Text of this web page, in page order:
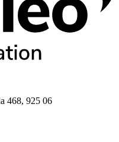
468, 925 06